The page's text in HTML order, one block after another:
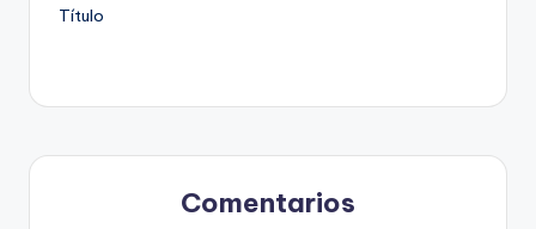
Título
Comentarios